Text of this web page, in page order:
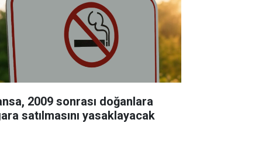
2009 sonrası doğanlara
satılmasını yasaklayacak